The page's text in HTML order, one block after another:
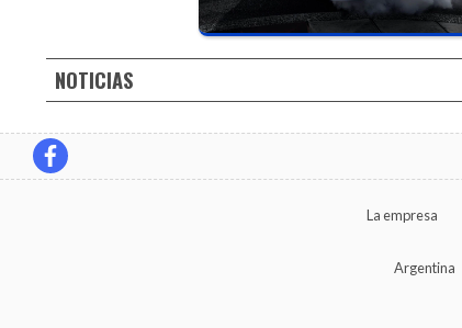
NOTICIAS
La empresa
Argentina